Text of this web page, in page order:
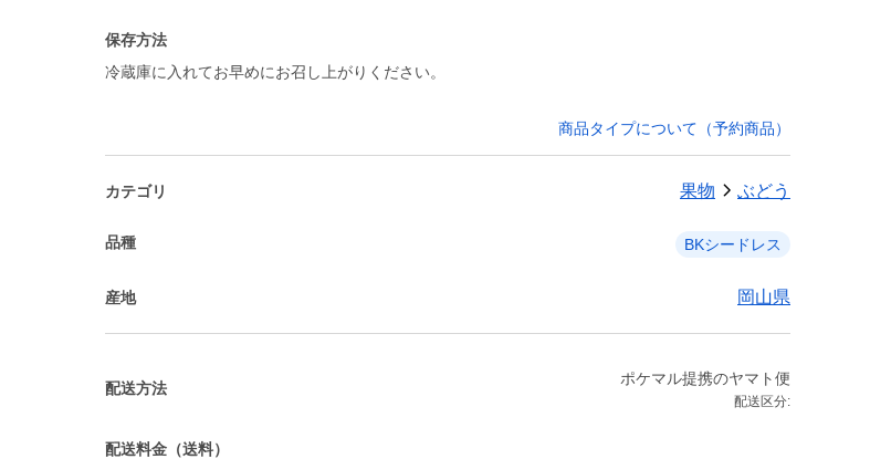
保存方法
冷蔵庫に入れてお早めにお召し上がりください。
商品タイプについて（予約商品）
カテゴリ 果物 ぶどう
品種 BKシードレス
産地 岡山県
配送方法
ポケマル提携のヤマト便
配送区分:
配送料金（送料）